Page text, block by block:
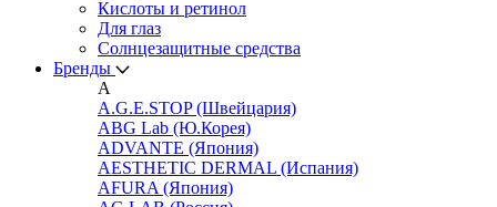
Кислоты и ретинол
Для глаз
Cолнцезащитные средства
Бренды
A
A.G.E.STOP (Швейцария)
ABG Lab (Ю.Корея)
ADVANTE (Япония)
AESTHETIC DERMAL (Испания)
AFURA (Япония)